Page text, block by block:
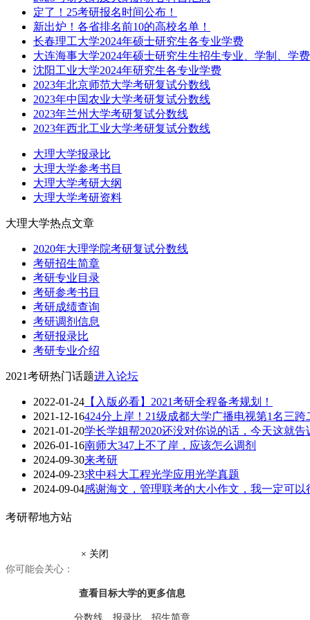
定了！25考研报名时间公布！
新出炉！各省排名前10的高校名单！
长春理工大学2024年硕士研究生各专业学费
大连海事大学2024年硕士研究生生招生专业、学制、学
沈阳工业大学2024年研究生各专业学费
2023年北京师范大学考研复试分数线
2023年中国农业大学考研复试分数线
2023年兰州大学考研复试分数线
2023年西北工业大学考研复试分数线
大理大学报录比
大理大学参考书目
大理大学考研大纲
大理大学考研资料
大理大学热点文章
2020年大理学院考研复试分数线
考研招生简章
考研专业目录
考研参考书目
考研成绩查询
考研调剂信息
考研报录比
考研专业介绍
2021考研热门话题进入论坛
2022-01-24 【入版必看】2021考研全程备考规划！
2021-12-16424分上岸！21级成都大学广播电视第1名三跨
2021-01-20学长学姐帮2020还没对你说的话，今天这就告
2026-01-16南师大347上不了岸，应该怎么调剂
2024-09-30来考研
2024-09-23求中科大工程光学应用光学真题
2024-09-04感谢海文，管理联考的大小作文，我一定可以
考研帮地方站
你可能会关心：
查看目标大学的更多信息
分数线、报录比、招生简章
× 关闭